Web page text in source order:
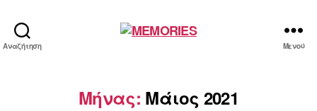
Αναζήτηση Μενού
Μήνας: Μάιος 2021